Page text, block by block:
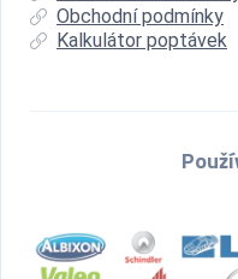
Obchodní podmínky
Kalkulátor poptávek